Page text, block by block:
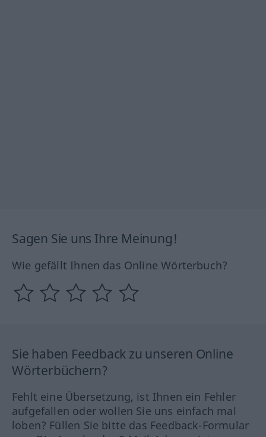
Sagen Sie uns Ihre Meinung!
Wie gefällt Ihnen das Online Wörterbuch?
Sie haben Feedback zu unseren Online
Wörterbüchern?
Fehlt eine Übersetzung, ist Ihnen ein Fehler
aufgefallen oder wollen Sie uns einfach mal
loben? Füllen Sie bitte das Feedback-Formular